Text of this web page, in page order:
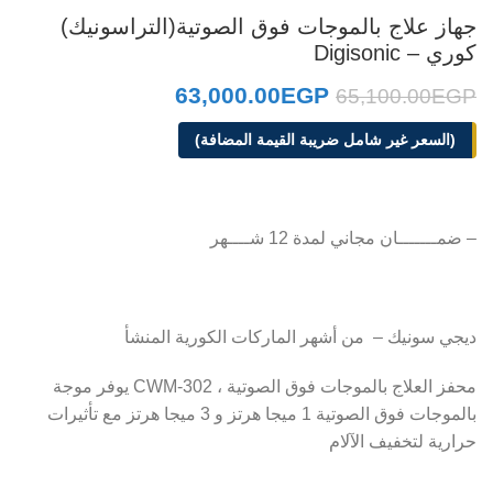
جهاز علاج بالموجات فوق الصوتية(التراسونيك)
كوري – Digisonic
65,100.00EGP
63,000.00EGP
(السعر غير شامل ضريبة القيمة المضافة)
– ضمـــــــان مجاني لمدة 12 شــــهر
ديجي سونيك – من أشهر الماركات الكورية المنشأ
محفز العلاج بالموجات فوق الصوتية ، CWM-302 يوفر موجة
بالموجات فوق الصوتية 1 ميجا هرتز و 3 ميجا هرتز مع تأثيرات
حرارية لتخفيف الآلام